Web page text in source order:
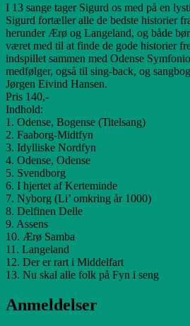
I 13 sange tager Sigurd os med på en
Sigurd fortæller alle de bedste historier
herunder Ærø og Langeland, og både
været med til at finde de gode historier
indspillet sammen med Odense
medfølger, også til sing-back, og
Jørgen Eivind Hansen.
Pris 140,-
Indhold:
1. Odense, Bogense (Titelsang)
2. Faaborg-Midtfyn
3. Idylliske Nordfyn
4. Odense, Odense
5. Svendborg
6. I hjertet af Kerteminde
7. Nyborg (Li’ omkring år 1000)
8. Delfinen Delle
9. Assens
10. Ærø Samba
11. Langeland
12. Der er rart i Middelfart
13. Nu skal alle folk på Fyn i seng
Anmeldelser